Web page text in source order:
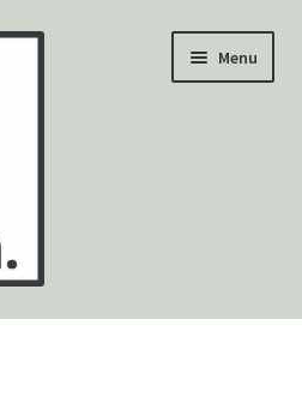
Menu